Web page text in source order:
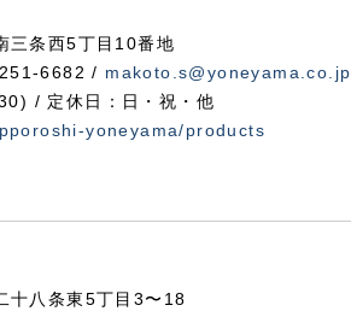
条西5丁目10番地
6682 / makoto.s@yoneyama.co.jp
/ 定休日：日・祝・他
yoneyama/products
八条東5丁目3〜18